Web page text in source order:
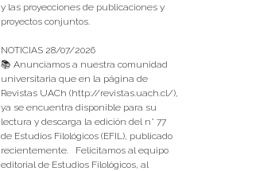
y las proyecciones de publicaciones y
proyectos conjuntos.
NOTICIAS 28/07/2026
📚 Anunciamos a nuestra comunidad
universitaria que en la página de
Revistas UACh (http://revistas.uach.cl/),
ya se encuentra disponible para su
lectura y descarga la edición del n° 77
de Estudios Filológicos (EFIL), publicado
recientemente. Felicitamos al equipo
editorial de Estudios Filológicos, al